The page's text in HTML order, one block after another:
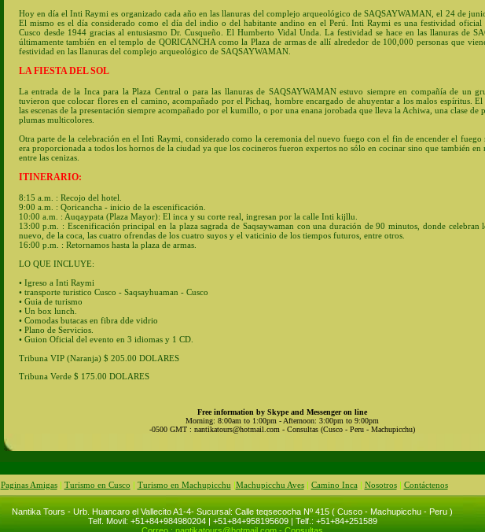
Hoy en día el Inti Raymi es organizado cada año en las llanuras del complejo arqueológico de SAQSAYWAMAN, el 24 de junio
El mismo es el día considerado como el día del indio o del habitante andino en el Perú. Inti Raymi es una festividad oficial
Cusco desde 1944 gracias al entusiasmo Dr. Cusqueño. El Humberto Vidal Unda. La festividad se hace en las llanuras de
últimamente también en el templo de QORICANCHA como la Plaza de armas de allí alrededor de 100,000 personas que
festividad en las llanuras del complejo arqueológico de SAQSAYWAMAN.
LA FIESTA DEL SOL
La entrada de la Inca para la Plaza Central o para las llanuras de SAQSAYWAMAN estuvo siempre en compañía de un
tuvieron que colocar flores en el camino, acompañado por el Pichaq, hombre encargado de ahuyentar a los malos espíritus. El
las escenas de la presentación siempre acompañado por el kumillo, o por una enana jorobada que lleva la Achiwa, una clase de
plumas multicolores.
Otra parte de la celebración en el Inti Raymi, considerado como la ceremonia del nuevo fuego con el fin de encender el fuego
era proporcionada a todos los hornos de la ciudad ya que los cocineros fueron expertos no sólo en cocinar sino que también en
entre las cenizas.
ITINERARIO:
8:15 a.m. : Recojo del hotel.
9:00 a.m. : Qoricancha - inicio de la escenificación.
10:00 a.m. : Auqaypata (Plaza Mayor): El inca y su corte real, ingresan por la calle Inti kijllu.
13:00 p.m. : Escenificación principal en la plaza sagrada de Saqsaywaman con una duración de 90 minutos, donde celebran
nuevo, de la coca, las cuatro ofrendas de los cuatro suyos y el vaticinio de los tiempos futuros, entre otros.
16:00 p.m. : Retornamos hasta la plaza de armas.
LO QUE INCLUYE:
• Igreso a Inti Raymi
• transporte turistico Cusco - Saqsayhuaman - Cusco
• Guia de turismo
• Un box lunch.
• Comodas butacas en fibra dde vidrio
• Plano de Servicios.
• Guion Oficial del evento en 3 idiomas y 1 CD.
Tribuna VIP (Naranja) $ 205.00 DOLARES
Tribuna Verde $ 175.00 DOLARES
Free information by Skype and Messenger on line
Morning: 8:00am to 1:00pm - Afternoon: 3:00pm to 9:00pm
-0500 GMT : nantikatours@hotmail.com - Consultas (Cusco - Peru - Machupicchu)
Paginas Amigas | Turismo en Cusco | Turismo en Machupicchu |Machupicchu Aves | Camino Inca | Nosotros | Contáctenos
Nantika Tours - Urb. Huancaro el Vallecito A1-4- Sucursal: Calle teqsecocha Nº 415 ( Cusco - Machupicchu - Peru )
Telf. Movil: +51+84+984980204 | +51+84+958195609 | Telf.: +51+84+251589